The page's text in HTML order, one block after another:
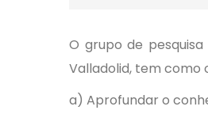
O grupo de
Valladolid, tem como
a) Aprofundar o